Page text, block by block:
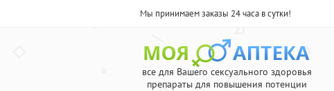
Мы принимаем заказы 24 часа в сутки!
все для Вашего сексуального здоровья
препараты для повышения потенции